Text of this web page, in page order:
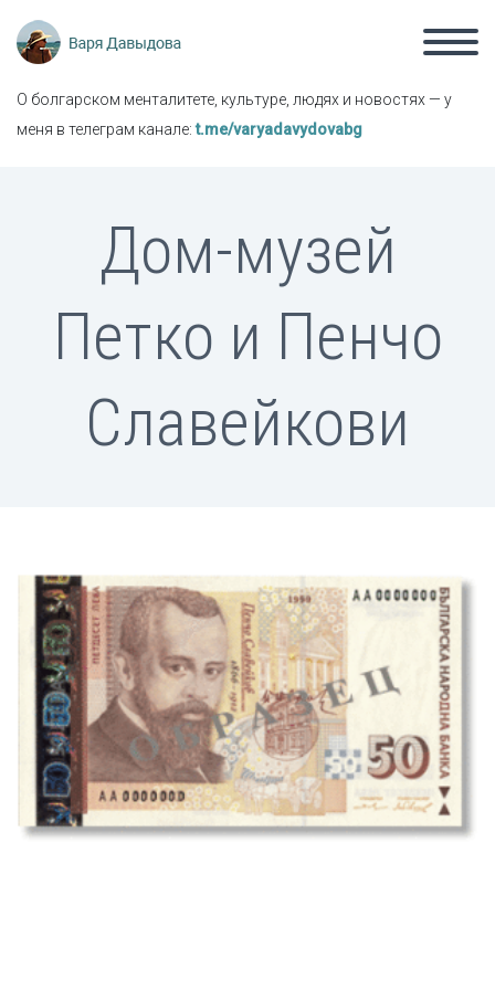
О болгарском менталитете, культуре, людях и новостях — у
меня в телеграм канале:t.me/varyadavydovabg
Дом-музей
Петко и Пенчо
Славейкови